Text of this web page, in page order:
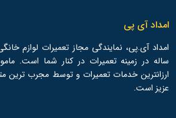
امداد آی پی
ساله در زمینه تعمیرات در کنار شما است.
ارزانترین خدمات تعمیرات و توسط مجرب ترین
عزیز است.